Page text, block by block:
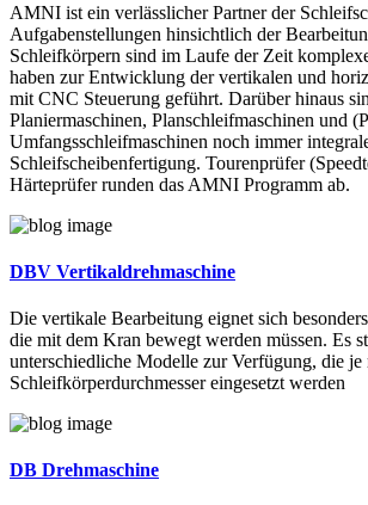
AMNI ist ein verlässlicher Partner der
Aufgabenstellungen hinsichtlich der
Schleifkörpern sind im Laufe der Zeit
haben zur Entwicklung der vertikalen und
mit CNC Steuerung geführt. Darüber hinaus
Planiermaschinen, Planschleifmaschinen und
Umfangsschleifmaschinen noch immer
Schleifscheibenfertigung. Tourenprüfer
Härteprüfer runden das AMNI Programm ab.
DBV Vertikaldrehmaschine
Die vertikale Bearbeitung eignet sich
die mit dem Kran bewegt werden müssen. Es
unterschiedliche Modelle zur Verfügung, die je
Schleifkörperdurchmesser eingesetzt werden
DB Drehmaschine